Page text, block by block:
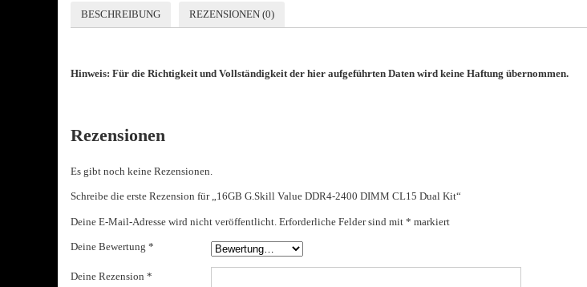
BESCHREIBUNG REZENSIONEN (0)
Hinweis: Für die Richtigkeit und Vollständigkeit der hier aufgeführten Daten wird keine Haftung übernommen.
Rezensionen
Es gibt noch keine Rezensionen.
Schreibe die erste Rezension für „16GB G.Skill Value DDR4-2400 DIMM CL15 Dual Kit“
Deine E-Mail-Adresse wird nicht veröffentlicht. Erforderliche Felder sind mit * markiert
Deine Bewertung *
Deine Rezension *